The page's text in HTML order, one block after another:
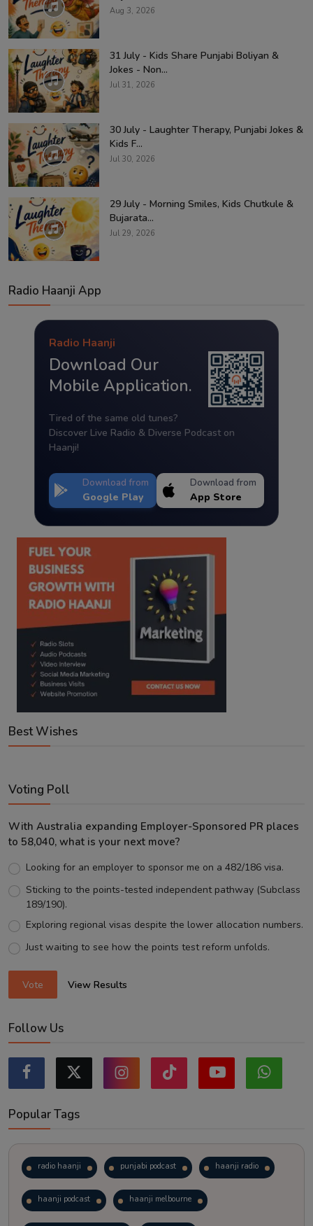
Aug 3, 2026
31 July - Kids Share Punjabi Boliyan &
Jokes - Non...
Jul 31, 2026
30 July - Laughter Therapy, Punjabi Jokes &
Kids F...
Jul 30, 2026
29 July - Morning Smiles, Kids Chutkule &
Bujarata...
Jul 29, 2026
Radio Haanji App
Radio Haanji
Download Our
Mobile Application.
Tired of the same old tunes?
Discover Live Radio & Diverse Podcast on
Haanji!
Download from
Google Play
Download from
App Store
Best Wishes
Voting Poll
With Australia expanding Employer-Sponsored PR places
to 58,040, what is your next move?
Looking for an employer to sponsor me on a 482/186 visa.
Sticking to the points-tested independent pathway (Subclass
189/190).
Exploring regional visas despite the lower allocation numbers.
Just waiting to see how the points test reform unfolds.
Vote View Results
Follow Us
Popular Tags
radio haanji punjabi podcast haanji radio
haanji podcast haanji melbourne